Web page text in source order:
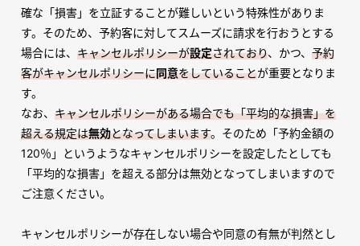
確な「損害」を立証することが難しいという特殊性がありま
す。そのため、予約客に対してスムーズに請求を行おうとする
場合には、 キャンセルポリシーが設定されており、かつ、 予約
客がキャンセルポリシーに同意をしていることが重要となりま
す。
なお、 キャンセルポリシーがある場合でも「平均的な損害」を
超える規定は無効となってしまいます。そのため「予約金額の
120％」というようなキャンセルポリシーを設定したとしても
「平均的な損害」を超える部分は無効となってしまいますので
ご注意ください。
キャンセルポリシーが存在しない場合や同意の有無が判然とし